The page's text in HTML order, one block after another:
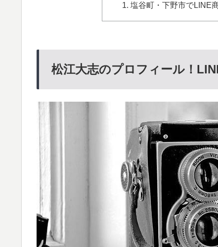
塩谷町・下野市でLINE
松江大志のプロフィール！